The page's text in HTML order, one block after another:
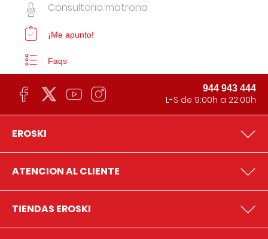
Consultorio matrona
¡Me apunto!
Faqs
944 943 444
L-S de 9:00h a 22:00h
EROSKI
ATENCION AL CLIENTE
TIENDAS EROSKI